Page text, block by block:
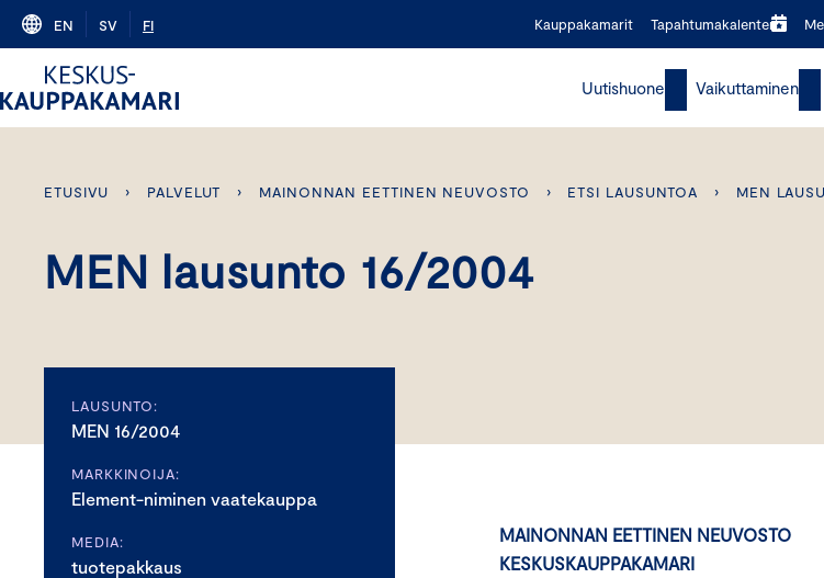
Skip
content
EN SV FI Kauppakamarit Tapahtumakalenteri
Uutishuone Vaikuttaminen
ETUSIVU › PALVELUT › MAINONNAN EETTINEN NEUVOSTO › ETSI LAUSUNTOA › MEN
MEN lausunto 16/2004
LAUSUNTO:
MEN 16/2004
MARKKINOIJA:
Element-niminen vaatekauppa
MEDIA:
tuotepakkaus
MAINONNAN EETTINEN NEUVOSTO
KESKUSKAUPPAKAMARI